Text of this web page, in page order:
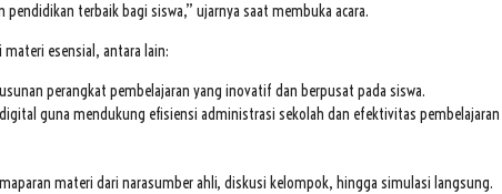
terbaik bagi siswa,” ujarnya saat membuka acara.
materi esensial, antara lain:
perangkat pembelajaran yang inovatif dan berpusat pada siswa.
guna mendukung efisiensi administrasi sekolah dan efektivitas pembelajaran
materi dari narasumber ahli, diskusi kelompok, hingga simulasi langsung.